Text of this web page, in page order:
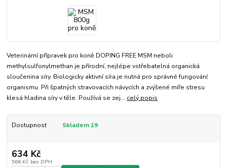
Veterinární přípravek pro koně DOPING FREE MSM neboli
methylsulfonylmethan je přírodní, nejlépe vstřebatelná organická
sloučenina síry. Biologicky aktivní síra je nutná pro správné fungování
organismu. Při špatných stravovacích návycích a zvýšené míře stresu
klesá hladina síry v těle. Používá se zej... celý popis
Dostupnost Skladem 19
634 Kč
566 Kč bez DPH